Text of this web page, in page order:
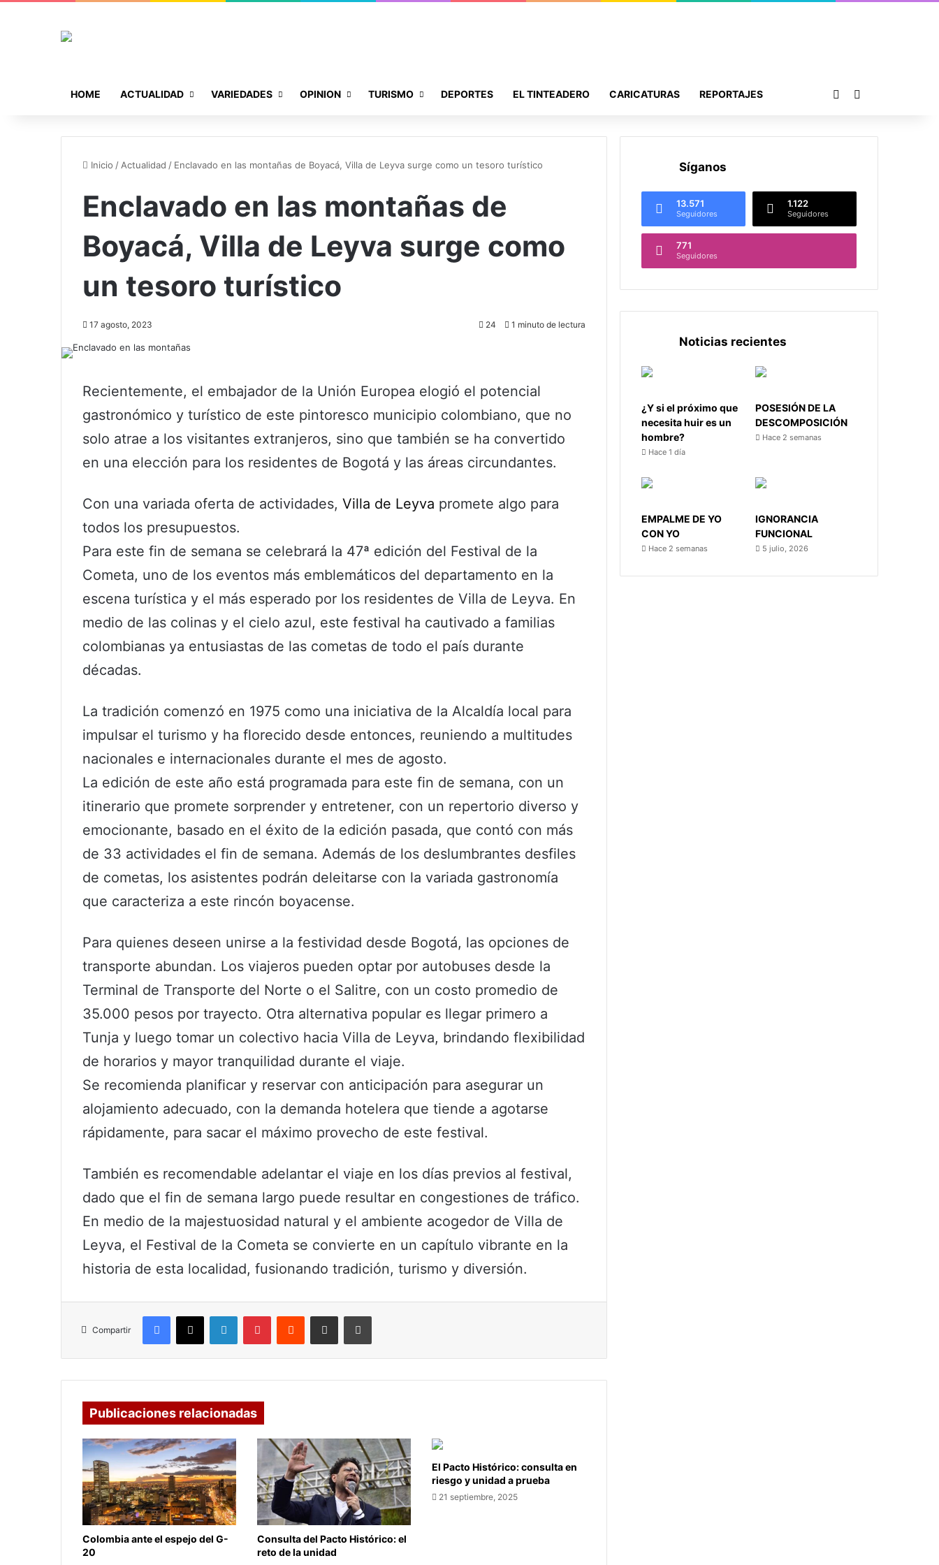
HOME ACTUALIDAD VARIEDADES OPINION TURISMO DEPORTES EL TINTEADERO CARICATURAS REPORTAJES Publicación al azar
Inicio / Actualidad / Enclavado en las montañas de Boyacá, Villa de Leyva surge como un tesoro turístico
Enclavado en las montañas de
Boyacá, Villa de Leyva surge como
un tesoro turístico
17 agosto, 2023 24 1 minuto de lectura
Recientemente, el embajador de la Unión Europea elogió el potencial
gastronómico y turístico de este pintoresco municipio colombiano, que no
solo atrae a los visitantes extranjeros, sino que también se ha convertido
en una elección para los residentes de Bogotá y las áreas circundantes.
Con una variada oferta de actividades, Villa de Leyva promete algo para
todos los presupuestos.
Para este fin de semana se celebrará la 47ª edición del Festival de la
Cometa, uno de los eventos más emblemáticos del departamento en la
escena turística y el más esperado por los residentes de Villa de Leyva. En
medio de las colinas y el cielo azul, este festival ha cautivado a familias
colombianas ya entusiastas de las cometas de todo el país durante
décadas.
La tradición comenzó en 1975 como una iniciativa de la Alcaldía local para
impulsar el turismo y ha florecido desde entonces, reuniendo a multitudes
nacionales e internacionales durante el mes de agosto.
La edición de este año está programada para este fin de semana, con un
itinerario que promete sorprender y entretener, con un repertorio diverso y
emocionante, basado en el éxito de la edición pasada, que contó con más
de 33 actividades el fin de semana. Además de los deslumbrantes desfiles
de cometas, los asistentes podrán deleitarse con la variada gastronomía
que caracteriza a este rincón boyacense.
Para quienes deseen unirse a la festividad desde Bogotá, las opciones de
transporte abundan. Los viajeros pueden optar por autobuses desde la
Terminal de Transporte del Norte o el Salitre, con un costo promedio de
35.000 pesos por trayecto. Otra alternativa popular es llegar primero a
Tunja y luego tomar un colectivo hacia Villa de Leyva, brindando flexibilidad
de horarios y mayor tranquilidad durante el viaje.
Se recomienda planificar y reservar con anticipación para asegurar un
alojamiento adecuado, con la demanda hotelera que tiende a agotarse
rápidamente, para sacar el máximo provecho de este festival.
También es recomendable adelantar el viaje en los días previos al festival,
dado que el fin de semana largo puede resultar en congestiones de tráfico.
En medio de la majestuosidad natural y el ambiente acogedor de Villa de
Leyva, el Festival de la Cometa se convierte en un capítulo vibrante en la
historia de esta localidad, fusionando tradición, turismo y diversión.
Compartir
Facebook
X LinkedInPinterestReddit Compartir por correo electrónicoImprimir
Publicaciones relacionadas
Colombia ante el espejo del G-
20
Consulta del Pacto Histórico: el
reto de la unidad
El Pacto Histórico: consulta en
riesgo y unidad a prueba
21 septiembre, 2025
Síganos
13.571
Seguidores
1.122
Seguidores
771
Seguidores
Noticias recientes
¿Y si el próximo que
necesita huir es un
hombre?
Hace 1 día
POSESIÓN DE LA
DESCOMPOSICIÓN
Hace 2 semanas
EMPALME DE YO
CON YO
Hace 2 semanas
IGNORANCIA
FUNCIONAL
5 julio, 2026